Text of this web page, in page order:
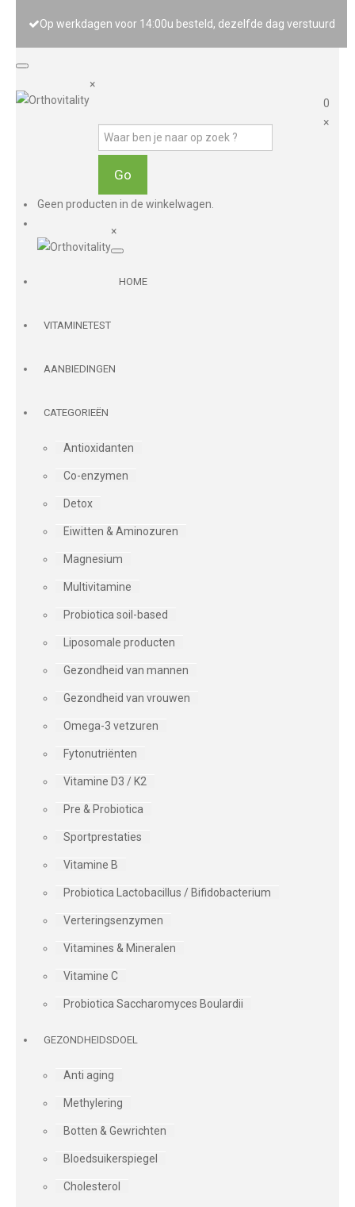
Op werkdagen voor 14:00u besteld, dezelfde dag verstuurd
×
0
×
Geen producten in de winkelwagen.
×
HOME
VITAMINETEST
AANBIEDINGEN
CATEGORIEËN
Antioxidanten
Co-enzymen
Detox
Eiwitten & Aminozuren
Magnesium
Multivitamine
Probiotica soil-based
Liposomale producten
Gezondheid van mannen
Gezondheid van vrouwen
Omega-3 vetzuren
Fytonutriënten
Vitamine D3 / K2
Pre & Probiotica
Sportprestaties
Vitamine B
Probiotica Lactobacillus / Bifidobacterium
Verteringsenzymen
Vitamines & Mineralen
Vitamine C
Probiotica Saccharomyces Boulardii
GEZONDHEIDSDOEL
Anti aging
Methylering
Botten & Gewrichten
Bloedsuikerspiegel
Cholesterol